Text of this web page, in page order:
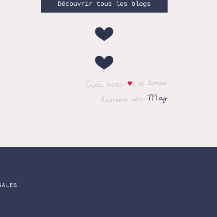
Découvrir tous les blogs
Créé, avec♥, et bonne
humeur parMay